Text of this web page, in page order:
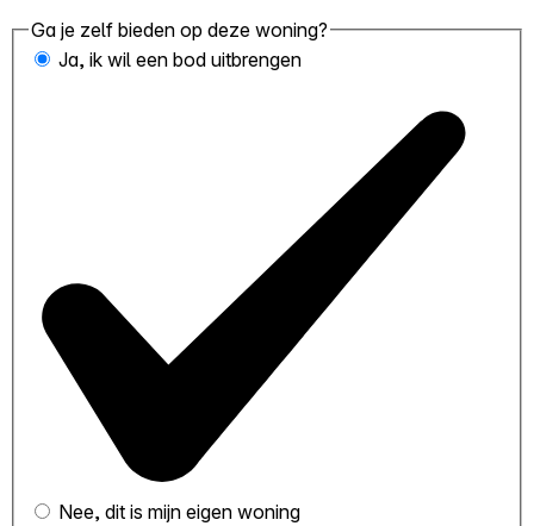
Ga je zelf bieden op deze woning?
Ja, ik wil een bod uitbrengen
Nee, dit is mijn eigen woning